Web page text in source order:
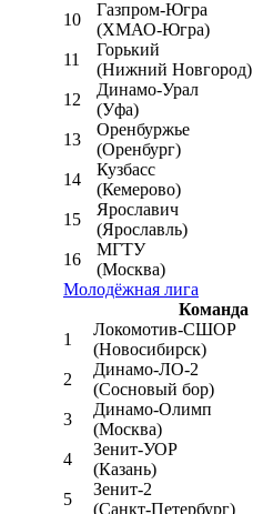
10
Газпром-Югра
(ХМАО-Югра)
11
Горький
(Нижний Новгород)
12
Динамо-Урал
(Уфа)
13
Оренбуржье
(Оренбург)
14
Кузбасс
(Кемерово)
15
Ярославич
(Ярославль)
16
МГТУ
(Москва)
Молодёжная лига
Команда
1
Локомотив-CШОР
(Новосибирск)
2
Динамо-ЛО-2
(Сосновый бор)
3
Динамо-Олимп
(Москва)
4
Зенит-УОР
(Казань)
5
Зенит-2
(Санкт-Петербург)